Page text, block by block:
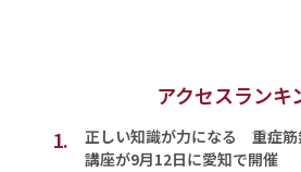
アクセスランキ
1.
正しい知識が力になる 重症筋
講座が9月12日に愛知で開催